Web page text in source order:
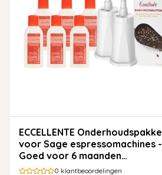
ECCELLENTE Onderhoudspakket
voor Sage espressomachines -
Goed voor 6 maanden
onderhoud
0 klantbeoordelingen